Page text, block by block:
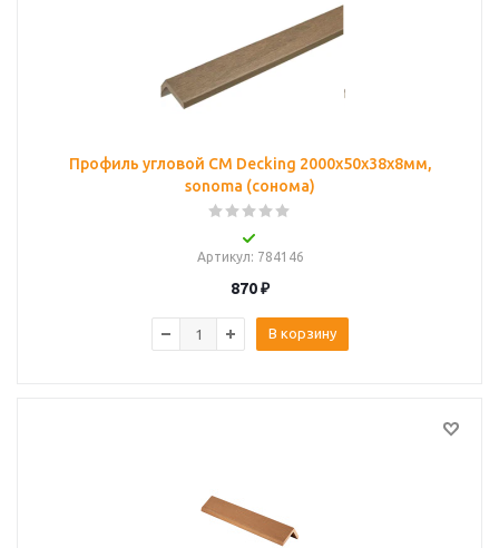
Профиль угловой CM Decking 2000х50х38х8мм,
sonoma (сонома)
Артикул: 784146
870₽
В корзину